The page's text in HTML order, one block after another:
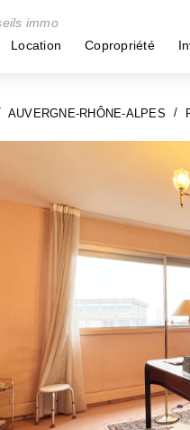
immo
Location Copropriété
AUVERGNE-RHÔNE-ALPES